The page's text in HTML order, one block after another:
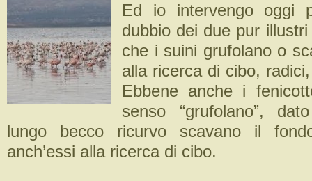
Ed io intervengo oggi
dubbio dei due pur
che i suini grufolano o
alla ricerca di cibo,
Ebbene anche i
senso “grufolano”,
lungo becco ricurvo scavano il
anch’essi alla ricerca di cibo.